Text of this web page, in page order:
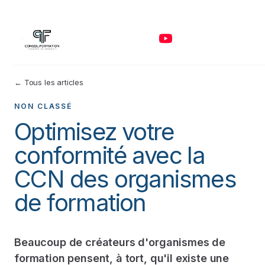
← Tous les articles
NON CLASSÉ
Optimisez votre
conformité avec la
CCN des organismes
de formation
Beaucoup de créateurs d'organismes de
formation pensent, à tort, qu'il existe une